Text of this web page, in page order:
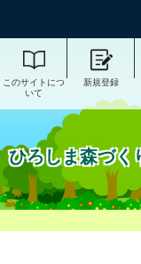
このサイトにつ
いて
新規登録
ひろしま森づく